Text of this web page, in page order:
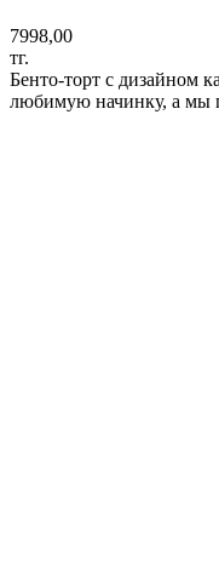
7998,00
тг.
Бенто-торт с дизайном
любимую начинку, а мы